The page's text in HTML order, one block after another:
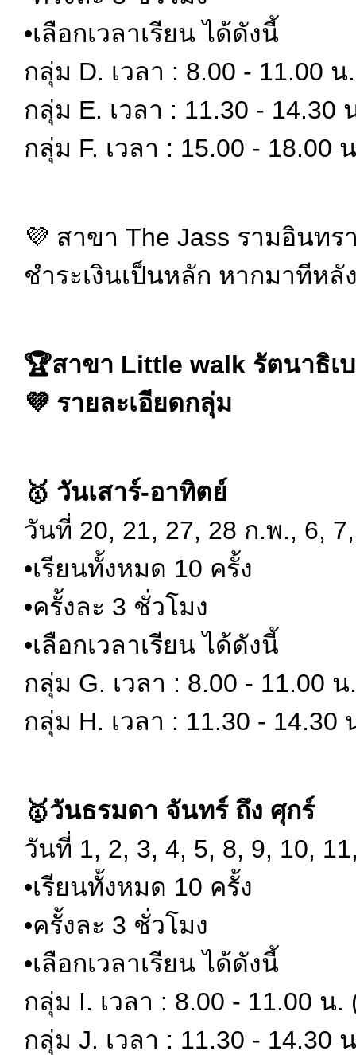
•เลือกเวลาเรียน ได้ดังนี้
กลุ่ม D. เวลา : 8.00 - 11.00
กลุ่ม E. เวลา : 11.30 - 14.30
กลุ่ม F. เวลา : 15.00 - 18.00
💜 สาขา The Jass รามอินท
ชำระเงินเป็นหลัก หากมาทีห
🏆สาขา Little walk รัตนาธิเ
💜 รายละเอียดกลุ่ม
🥇 วันเสาร์-อาทิตย์
วันที่ 20, 21, 27, 28 ก.พ., 6,
•เรียนทั้งหมด 10 ครั้ง
•ครั้งละ 3 ชั่วโมง
•เลือกเวลาเรียน ได้ดังนี้
กลุ่ม G. เวลา : 8.00 - 11.00
กลุ่ม H. เวลา : 11.30 -
🥇วันธรมดา จันทร์ ถึง ศุกร์
วันที่ 1, 2, 3, 4, 5, 8, 9, 10,
•เรียนทั้งหมด 10 ครั้ง
•ครั้งละ 3 ชั่วโมง
•เลือกเวลาเรียน ได้ดังนี้
กลุ่ม I. เวลา : 8.00 - 11.00
กลุ่ม J. เวลา : 11.30 -